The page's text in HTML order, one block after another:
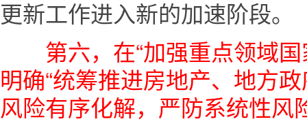
更新工作进入新的加速阶段。
第六，在“加强重点领域
明确“统筹推进房地产、地方
风险有序化解，严防系统性风